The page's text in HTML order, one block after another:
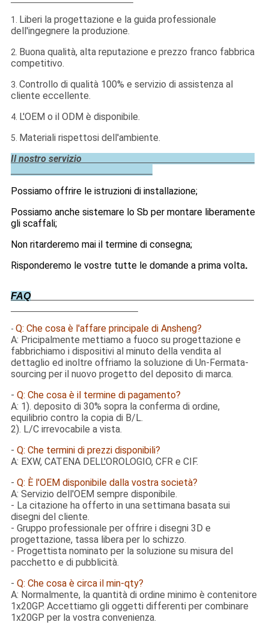
1. Liberi la progettazione e la guida professionale
dell'ingegnere la produzione.
2. Buona qualità, alta reputazione e prezzo franco fabbrica
competitivo.
3. Controllo di qualità 100% e servizio di assistenza al
cliente eccellente.
4. L'OEM o il ODM è disponibile.
5. Materiali rispettosi dell'ambiente.
Il nostro servizio
Possiamo offrire le istruzioni di installazione;
Possiamo anche sistemare lo Sb per montare liberamente
gli scaffali;
Non ritarderemo mai il termine di consegna;
Risponderemo le vostre tutte le domande a prima volta.
FAQ
- Q: Che cosa è l'affare principale di Ansheng?
A: Pricipalmente mettiamo a fuoco su progettazione e
fabbrichiamo i dispositivi al minuto della vendita al
dettaglio ed inoltre offriamo la soluzione di Un-Fermata-
sourcing per il nuovo progetto del deposito di marca.
- Q: Che cosa è il termine di pagamento?
A: 1). deposito di 30% sopra la conferma di ordine,
equilibrio contro la copia di B/L.
2). L/C irrevocabile a vista.
- Q: Che termini di prezzi disponibili?
A: EXW, CATENA DELL'OROLOGIO, CFR e CIF.
- Q: È l'OEM disponibile dalla vostra società?
A: Servizio dell'OEM sempre disponibile.
- La citazione ha offerto in una settimana basata sui
disegni del cliente.
- Gruppo professionale per offrire i disegni 3D e
progettazione, tassa libera per lo schizzo.
- Progettista nominato per la soluzione su misura del
pacchetto e di pubblicità.
- Q: Che cosa è circa il min-qty?
A: Normalmente, la quantità di ordine minimo è contenitore
1x20GP. Accettiamo gli oggetti differenti per combinare
1x20GP per la vostra convenienza.